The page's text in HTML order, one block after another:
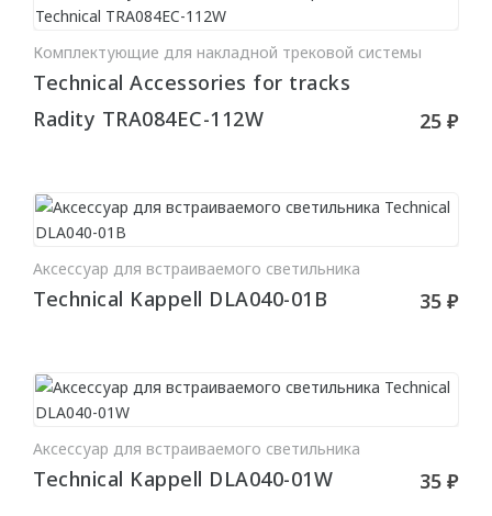
ПОДСВЕТКА
Потолка
ПАНЕЛИ
Рифленые
Из полиуретана
Из дюрополимера
В КОРЗИНУ
Комплектующие для накладной трековой системы
Technical Accessories for tracks
Radity TRA084EC-112W
25 ₽
Аксессуар для встраиваемого светильника
Technical Kappell DLA040-01B 35 ₽
Аксессуар для встраиваемого светильника
Technical Kappell DLA040-01W 35 ₽